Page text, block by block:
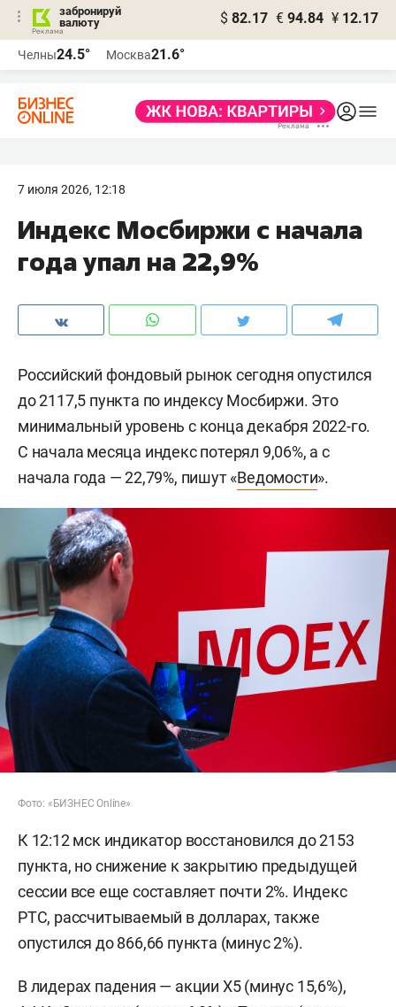
забронируй
валюту
$ 82.17 € 94.84 ¥ 12.17
Челны24.5° Москва21.6°
7 июля 2026, 12:18
Индекс Мосбиржи с начала
года упал на 22,9%
Российский фондовый рынок сегодня опустился
до 2117,5 пункта по индексу Мосбиржи. Это
минимальный уровень с конца декабря 2022-го.
С начала месяца индекс потерял 9,06%, а с
начала года — 22,79%, пишут «Ведомости».
Фото: «БИЗНЕС Online»
К 12:12 мск индикатор восстановился до 2153
пункта, но снижение к закрытию предыдущей
сессии все еще составляет почти 2%. Индекс
РТС, рассчитываемый в долларах, также
опустился до 866,66 пункта (минус 2%).
В лидерах падения — акции X5 (минус 15,6%),